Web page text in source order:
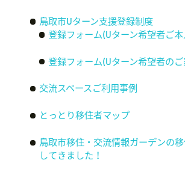
鳥取市Uターン支援登録制度
登録フォーム(Uターン希望者ご本
登録フォーム(Uターン希望者のご
交流スペースご利用事例
とっとり移住者マップ
鳥取市移住・交流情報ガーデンの
してきました！